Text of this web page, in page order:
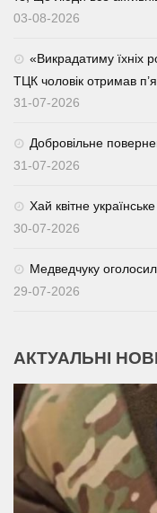
03-08-2026
«Викрадатиму їхніх
ТЦК чоловік отримав
31-07-2026
Добровільне
31-07-2026
Хай квітне
30-07-2026
Медведчуку
29-07-2026
АКТУАЛЬНІ